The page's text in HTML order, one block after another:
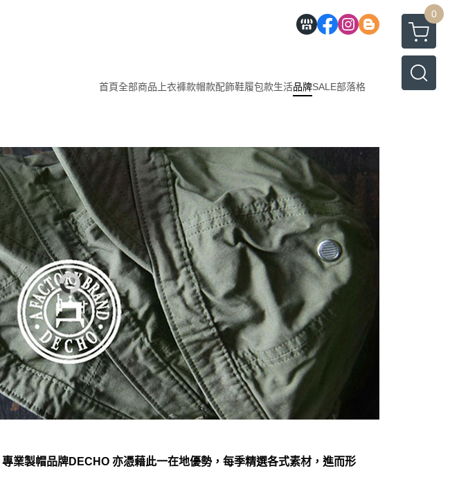
0
首頁全部商品 上衣褲款帽款配飾鞋履包款生活品牌SALE部落格
業製帽品牌DECHO 亦憑藉此一在地優勢，每季精選各式素材，進而形